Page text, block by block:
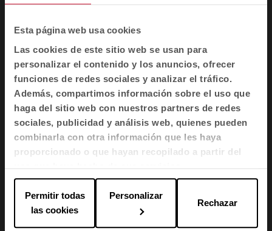
Esta página web usa cookies
Las cookies de este sitio web se usan para
personalizar el contenido y los anuncios, ofrecer
funciones de redes sociales y analizar el tráfico.
Además, compartimos información sobre el uso que
haga del sitio web con nuestros partners de redes
sociales, publicidad y análisis web, quienes pueden
combinarla con otra información que les haya
proporcionado o que hayan recopilado a partir del
uso que haya hecho de sus servicios.
Permitir todas
las cookies
Personalizar
Rechazar
Las piezas son huecas por dentro, lo que hace que
el peso de la silla sea apenas de3 kilos, pero a la
vez esmuy resistentegracias a las cualidades que
le confiere la fibra de carbono.